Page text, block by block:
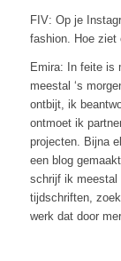
FIV: Op je
fashion. Hoe ziet
Emira: In feite is
meestal ‘s
ontbijt, ik
ontmoet ik
projecten. Bijna
een blog
schrijf ik meestal
tijdschriften,
werk dat door